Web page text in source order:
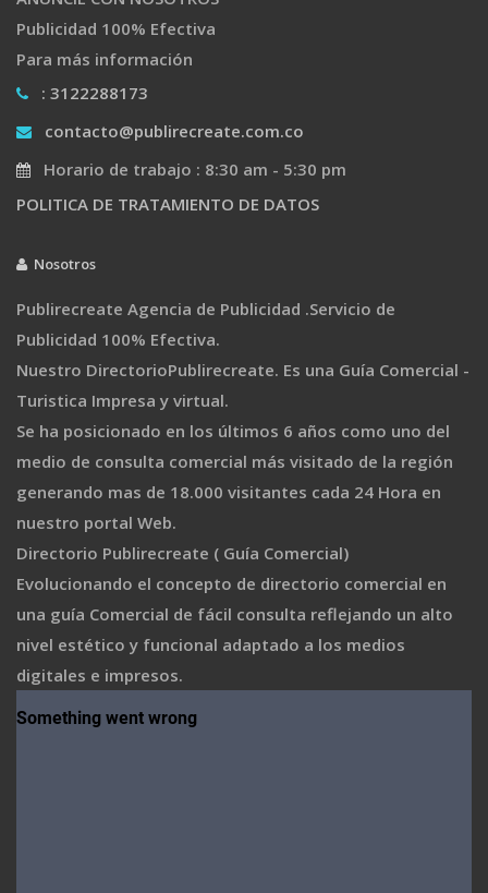
Publicidad 100% Efectiva
Para más información
: 3122288173
contacto@publirecreate.com.co
Horario de trabajo : 8:30 am - 5:30 pm
POLITICA DE TRATAMIENTO DE DATOS
Nosotros
Publirecreate Agencia de Publicidad .Servicio de
Publicidad 100% Efectiva.
Nuestro DirectorioPublirecreate. Es una Guía Comercial -
Turistica Impresa y virtual.
Se ha posicionado en los últimos 6 años como uno del
medio de consulta comercial más visitado de la región
generando mas de 18.000 visitantes cada 24 Hora en
nuestro portal Web.
Directorio Publirecreate ( Guía Comercial)
Evolucionando el concepto de directorio comercial en
una guía Comercial de fácil consulta reflejando un alto
nivel estético y funcional adaptado a los medios
digitales e impresos.